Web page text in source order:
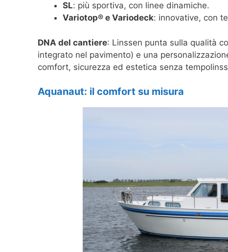
SL: più sportiva, con linee dinamiche.
Variotop® e Variodeck: innovative, con
DNA del cantiere: Linssen punta sulla qualità
integrato nel pavimento) e una
comfort, sicurezza ed estetica senza
Aquanaut: il comfort su misura